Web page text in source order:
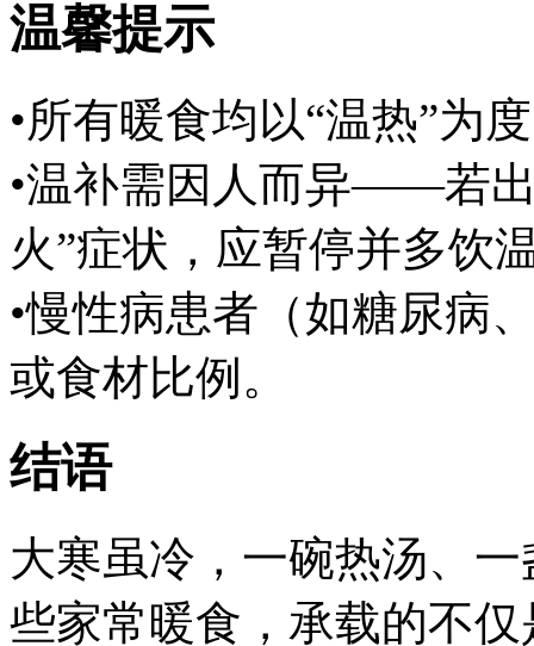
温馨提示
•所有暖食均以“温热”为
•温补需因人而异——若
火”症状，应暂停并多饮
•慢性病患者（如糖尿病
或食材比例。
结语
大寒虽冷，一碗热汤、
些家常暖食，承载的不